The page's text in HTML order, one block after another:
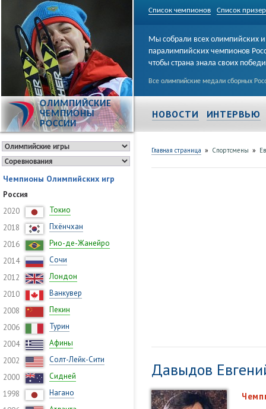
Список чемпионов Список
ОЛИМПИЙСКИЕ
ЧЕМПИОНЫ
РОССИИ
Мы собрали всех олимпийских и
паралимпийских чемпионов
чтобы страна знала своих
Все олимпийские медали сборных
НОВОСТИ ИНТЕРВЬЮ
Чемпионы Олимпийских игр
Россия
2020
Токио
2018
Пхёнчхан
2016
Рио-де-Жанейро
2014
Сочи
2012
Лондон
2010
Ванкувер
2008
Пекин
2006
Турин
2004
Афины
2002
Солт-Лейк-Сити
2000
Сидней
1998
Нагано
Главная страница » Спортсмены »
Давыдов